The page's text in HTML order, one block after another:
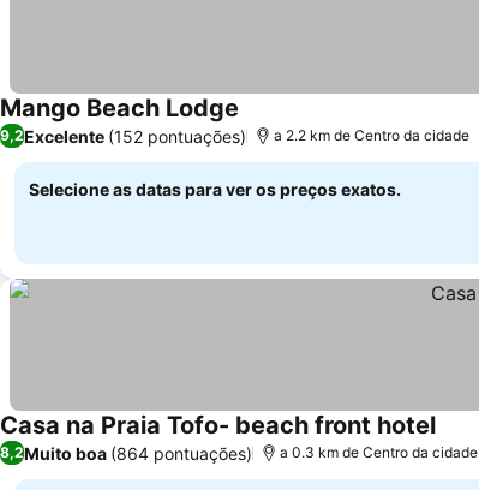
Mango Beach Lodge
9,2Excelente (152 pontuações) a 2.2 km de Centro da cidade
Selecione as datas para ver os preços exatos.
Casa na Praia Tofo- beach front hotel
8,2Muito boa (864 pontuações) a 0.3 km de Centro da cidade